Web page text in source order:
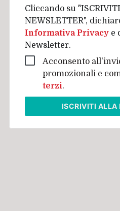
Cliccando su
NEWSLETTER",
Informativa Privacy e
Newsletter.
Acconsento
promozionali e
terzi.
ISCRIVITI ALLA